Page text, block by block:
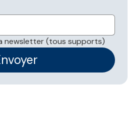
newsletter (tous supports)